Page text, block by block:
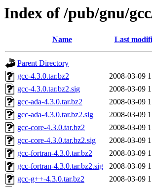
Index of /pub/gnu/
Name Last
Parent Directory
gcc-4.3.0.tar.bz2
2008-03-09
gcc-4.3.0.tar.bz2.sig
2008-03-09
gcc-ada-4.3.0.tar.bz2
2008-03-09
gcc-ada-4.3.0.tar.bz2.sig
2008-03-09
gcc-core-4.3.0.tar.bz2
2008-03-09
gcc-core-4.3.0.tar.bz2.sig
2008-03-09
gcc-fortran-4.3.0.tar.bz2
2008-03-09
gcc-fortran-4.3.0.tar.bz2.sig
2008-03-09
gcc-g++-4.3.0.tar.bz2
2008-03-09